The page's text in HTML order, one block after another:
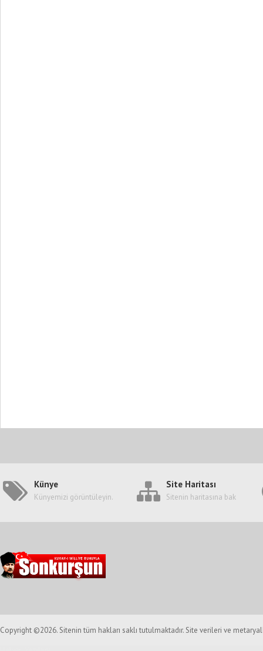
Künye
Künyemizi görüntüleyin.
Site Haritası
Sitenin haritasına bak
Copyright ©2026. Sitenin tüm hakları saklı tutulmaktadır. Site verileri ve